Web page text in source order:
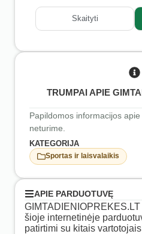
Skaityti
TRUMPAI APIE
Papildomos informacijos
neturime.
KATEGORIJA
Sportas ir laisvalaikis
APIE PARDUOTUVĘ
šioje internetinėje
patirtimi su kitais